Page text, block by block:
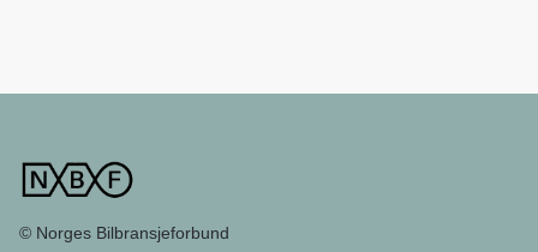
© Norges Bilbransjeforbund